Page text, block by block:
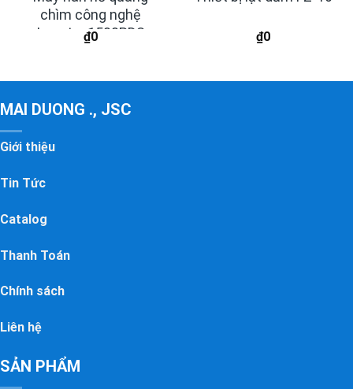
chìm công nghệ
Inverter 1500PDS
₫0 ₫0
MAI DUONG ., JSC
Giới thiệu
Tin Tức
Catalog
Thanh Toán
Chính sách
Liên hệ
SẢN PHẨM